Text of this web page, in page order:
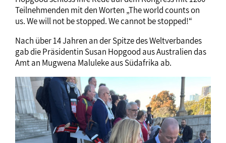
Teilnehmenden mit den Worten „The world counts on
us. We will not be stopped. We cannot be stopped!“
Nach über 14 Jahren an der Spitze des Weltverbandes
gab die Präsidentin Susan Hopgood aus Australien das
Amt an Mugwena Maluleke aus Südafrika ab.